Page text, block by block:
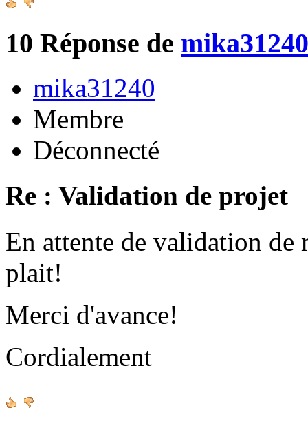
10 Réponse de mika31240
mika31240
Membre
Déconnecté
Re : Validation de projet
En attente de validation de
plait!
Merci d'avance!
Cordialement